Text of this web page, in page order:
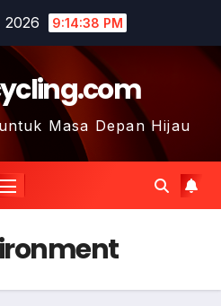
2026 9:14:39 PM
Masa Depan Hijau